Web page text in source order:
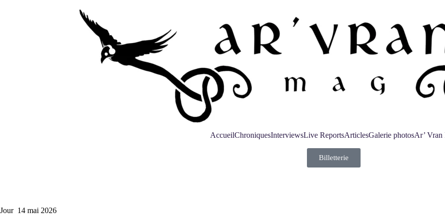
AccueilChroniquesInterviewsLive ReportsArticlesGalerie photosAr’ Vran
Billetterie
Jour 14 mai 2026